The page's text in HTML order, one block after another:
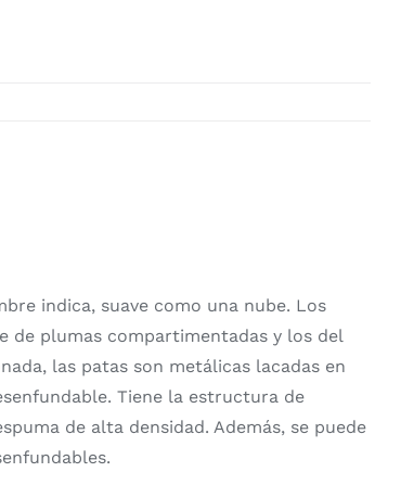
indica, suave como una nube. Los
de plumas compartimentadas y los del
las patas son metálicas lacadas en
Tiene la estructura de
de alta densidad. Además, se puede